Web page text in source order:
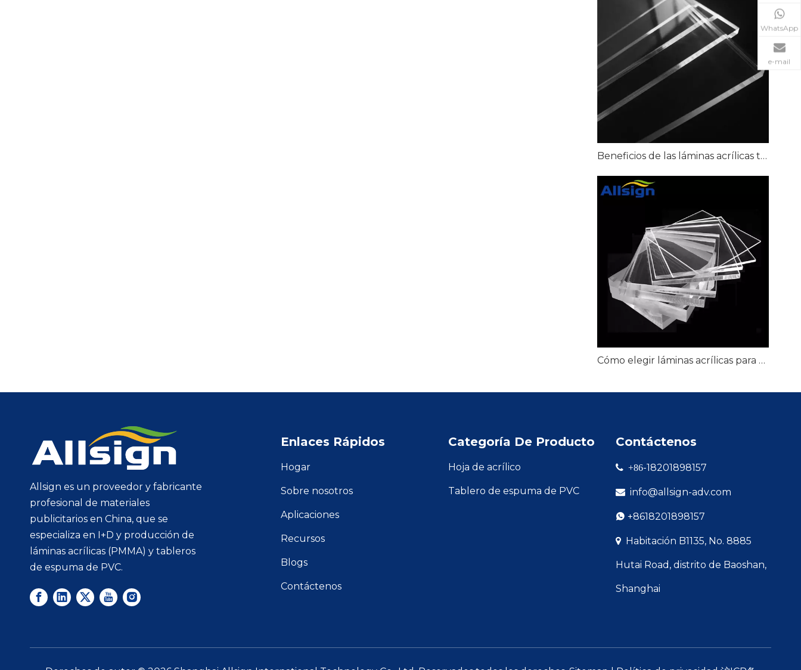
Beneficios de las láminas acrílicas transparentes para señalización transparente
Cómo elegir láminas acrílicas para proyectos de exhibición minorista
Allsign es un proveedor y fabricante
profesional de materiales
publicitarios en China, que se
especializa en I+D y producción de
láminas acrílicas (PMMA) y tableros
de espuma de PVC.
Enlaces Rápidos
Hogar
Sobre nosotros
Aplicaciones
Recursos
Blogs
Contáctenos
Categoría De Producto
Hoja de acrílico
Tablero de espuma de PVC
Contáctenos
 +86-18201898157
 info@allsign-adv.com
+8618201898157
 Habitación B1135, No. 8885
Hutai Road, distrito de Baoshan,
Shanghai
WhatsApp
e-mail